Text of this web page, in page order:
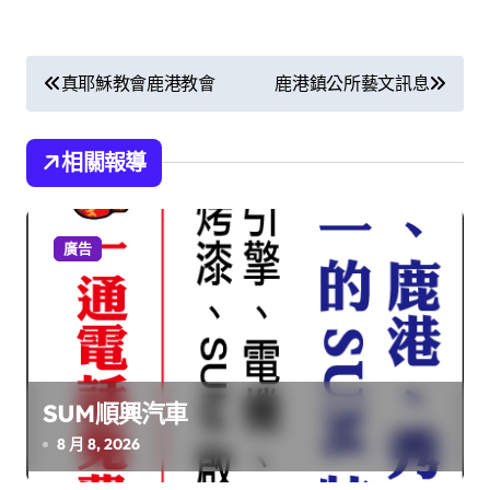
文
章
導
覽
真耶穌教會鹿港教會 鹿港鎮公所藝文訊息
相關報導
廣告
SUM順興汽車
8 月 8, 2026